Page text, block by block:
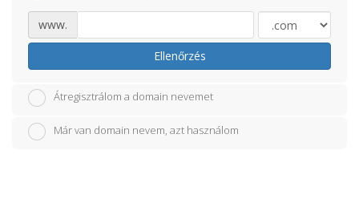
www.
Ellenőrzés
Átregisztrálom a domain nevemet
Már van domain nevem, azt használom